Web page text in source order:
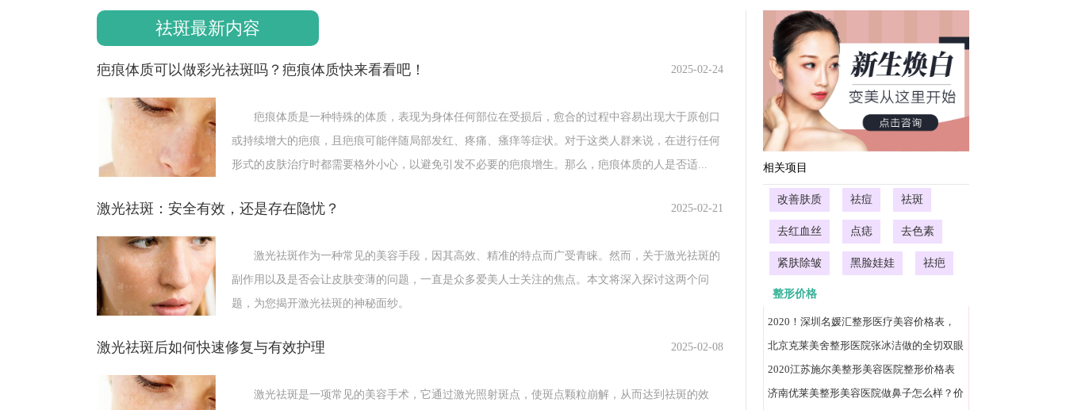
黄褐斑
又称蝴蝶斑、肝斑，呈现淡褐色，呈片状，斑片大小不等，边界清晰，形状不规则，不高出皮肤，常见于面部，对称于两颊，主要原因跟内分泌、女性荷尔蒙失调有关。
祛斑危害
快速祛斑法，虽然能起到快速祛斑的效果，但是在破坏性的情况下出现的治疗结果，所以我们也要注意皮肤的修复能力。闻长铨介绍由于表皮细胞层大面积受损，其自身修
复和防紫外线的功能受到影响，因此可能使病情加重。
2、皮肤干燥、干裂：
这种方式因为是对皮肤的表皮层做的处理，这时需要把角质层剥落，这样做的话，很容易造成当皮肤遇到冷环境时，皮肤水分流失，血管收缩，血流缓慢或瘀紫。皮肤失去
温养，造成皮肤紧绷起皱甚至干裂感染溃烂。同时加速了皮肤的衰老进程。
3、皮肤变薄出现红血丝：
刚才已经提到这种方法是先将皮肤的表皮细胞剥落。这样皮肤当然会变的薄脆，那么毛细血管就会显示突出。当遇热和运动或情绪激动时，血管扩张，血流加速，故使面部
发红。这就是我们常见的红血丝。
4、皮肤变得敏感：
因为皮肤变得薄脆，所以本不是敏感性肌肤，也有可能变得敏感起来。这是因为当表皮细胞层被剥脱后，使血管扩张或破裂。由此产生了皮肤红疹瘙痒和脱屑，细菌感染者
手术原理
祛斑最新内容
2025-02-24
疤痕体质可以做彩光祛斑吗？疤痕体质快来看看吧！
疤痕体质是一种特殊的体质，表现为身体任何部位在受损后，愈合的过程中容易出现大于原创口
或持续增大的疤痕，且疤痕可能伴随局部发红、疼痛、瘙痒等症状。对于这类人群来说，在进行任何
形式的皮肤治疗时都需要格外小心，以避免引发不必要的疤痕增生。那么，疤痕体质的人是否适...
2025-02-21
激光祛斑：安全有效，还是存在隐忧？
激光祛斑作为一种常见的美容手段，因其高效、精准的特点而广受青睐。然而，关于激光祛斑的
副作用以及是否会让皮肤变薄的问题，一直是众多爱美人士关注的焦点。本文将深入探讨这两个问
题，为您揭开激光祛斑的神秘面纱。
2025-02-08
激光祛斑后如何快速修复与有效护理
激光祛斑是一项常见的美容手术，它通过激光照射斑点，使斑点颗粒崩解，从而达到祛斑的效
相关项目
改善肤质 祛痘 祛斑
去红血丝 点痣 去色素
紧肤除皱 黑脸娃娃 祛疤
整形价格
2020！深圳名媛汇整形医疗美容价格表，
外切去眼袋体验分享
北京克莱美舍整形医院张冰洁做的全切双眼
皮半年的变化。
2020江苏施尔美整形美容医院整形价格表
官方发布
济南优莱美整形美容医院做鼻子怎么样？价